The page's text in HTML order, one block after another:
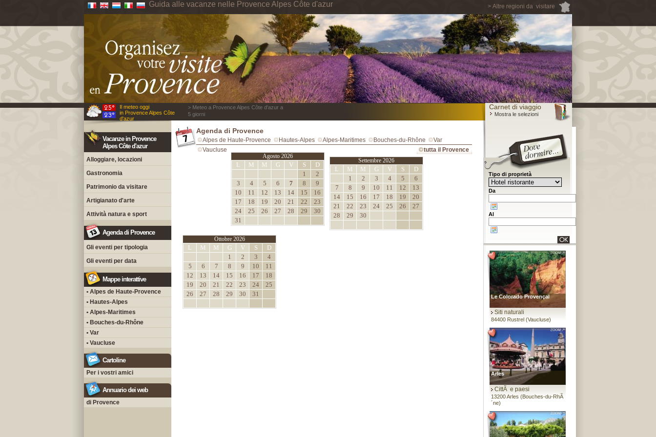
> Altre regioni da visitare
Guida alle vacanze nelle Provence Alpes Côte d'azur
Il meteo oggi
in Provence Alpes Côte
d'azur
> Meteo a Provence Alpes Côte d'azur a
5 giorni
Carnet di viaggio
Mostra le selezioni
Vacanze in Provence
Alpes Côte d'azur
Alloggiare, locazioni
Gastronomia
Patrimonio da visitare
Artigianato d'arte
Attività natura e sport
Agenda di Provence
Gli eventi per tipologia
Gli eventi per data
Mappe interattive
• Alpes de Haute-Provence
• Hautes-Alpes
• Alpes-Maritimes
• Bouches-du-Rhône
• Var
• Vaucluse
Cartoline
Per i vostri amici
Annuario dei web
di Provence
Agenda di Provence
Alpes de Haute-Provence Hautes-Alpes Alpes-Maritimes Bouches-du-Rhône
Var
Vaucluse
tutta il Provence
Agosto 2026
L M M G V S
D
1
2
3
4 5 6 7 8
9
10
11 12 13 14 15
16
17
18 19 20 21 22
23
24
25 26 27 28 29
30
31
Settembre 2026
L M M G V S
D
1
2 3 4 5
6
7
8 9 10 11 12
13
14
15 16 17 18 19
20
21
22 23 24 25 26
27
28
29 30
Ottobre 2026
L M M G V S
D
1
2 3
4
5
6 7 8 9 10
11
12
13 14 15 16 17
18
19
20 21 22 23 24
25
26
27 28 29 30 31
Tipo di proprietà
Da
Al
Le Colorado Provençal
Siti naturali
84400 Rustrel (Vaucluse)
Arles
CittÃ e paesi
13200 Arles (Bouches-du-RhÃ
´ne)